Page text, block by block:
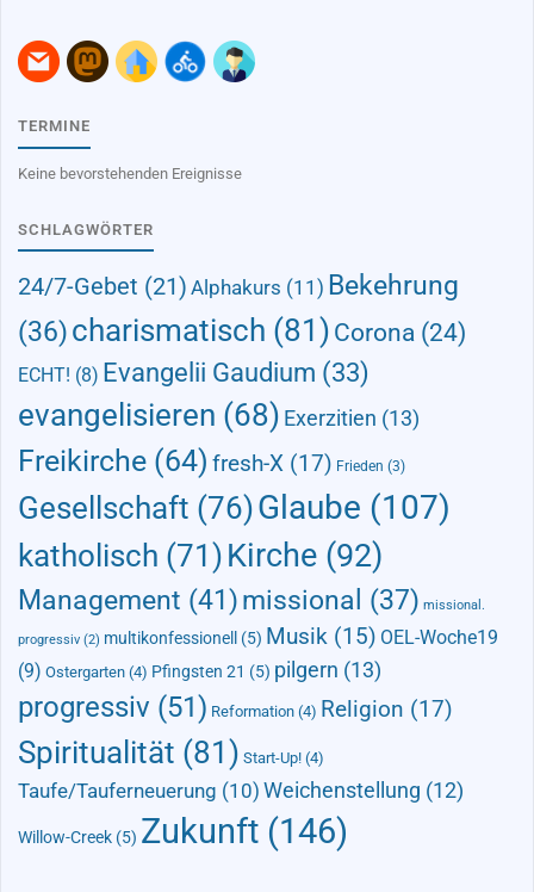
TERMINE
Keine bevorstehenden Ereignisse
SCHLAGWÖRTER
24/7-Gebet (21) Alphakurs (11) Bekehrung
(36)charismatisch (81) Corona (24)
ECHT! (8) Evangelii Gaudium (33)
evangelisieren (68) Exerzitien (13)
Freikirche (64) fresh-X (17) Frieden (3)
Gesellschaft (76)Glaube (107)
katholisch (71) Kirche (92)
Management (41)missional (37) missional.
progressiv (2) multikonfessionell (5) Musik (15) OEL-Woche19
(9) Ostergarten (4) Pfingsten 21 (5) pilgern (13)
progressiv (51) Reformation (4) Religion (17)
Spiritualität (81) Start-Up! (4)
Taufe/Tauferneuerung (10) Weichenstellung (12)
Willow-Creek (5) Zukunft (146)